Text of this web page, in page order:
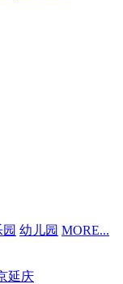
幼儿园 MORE...
延庆